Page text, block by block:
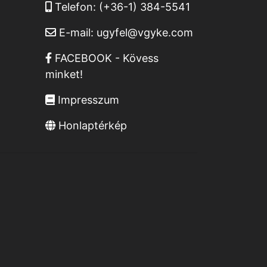
Telefon: (+36-1) 384-5541
E-mail: ugyfel@vgyke.com
FACEBOOK - Kövess
minket!
Impresszum
Honlaptérkép